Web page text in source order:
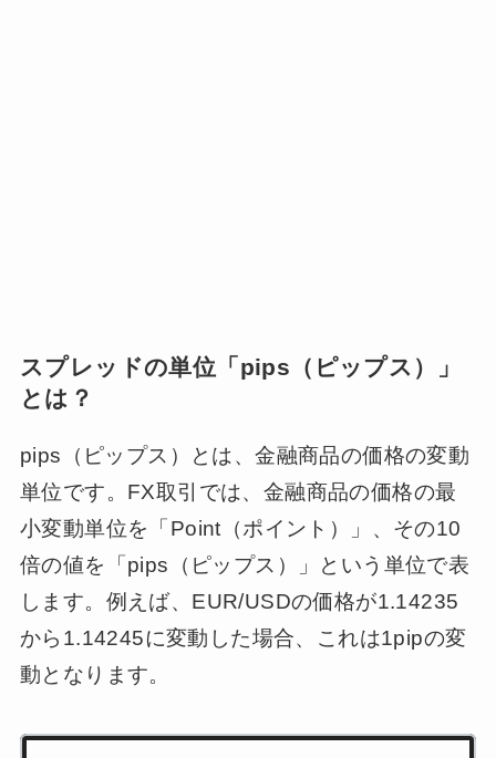
スプレッドの単位「pips（ピップス）」
とは？
pips（ピップス）とは、金融商品の価格の変動
単位です。FX取引では、金融商品の価格の最
小変動単位を「Point（ポイント）」、その10
倍の値を「pips（ピップス）」という単位で表
します。例えば、EUR/USDの価格が1.14235
から1.14245に変動した場合、これは1pipの変
動となります。